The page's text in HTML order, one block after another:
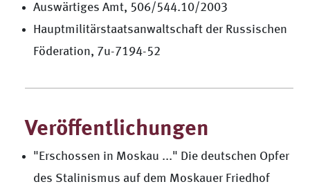
Auswärtiges Amt, 506/544.10/2003
Hauptmilitärstaatsanwaltschaft der Russischen
Föderation, 7u-7194-52
Veröffentlichungen
"Erschossen in Moskau ..." Die deutschen Opfer
des Stalinismus auf dem Moskauer Friedhof